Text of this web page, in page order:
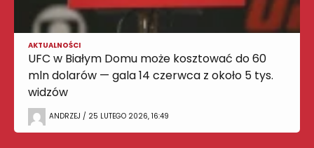
AKTUALNOŚCI
UFC w Białym Domu może kosztować do 60
mln dolarów — gala 14 czerwca z około 5 tys.
widzów
ANDRZEJ / 25 LUTEGO 2026, 16:49